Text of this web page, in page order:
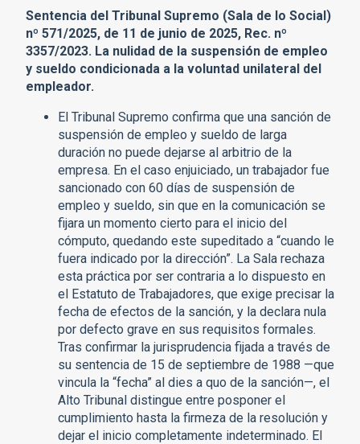
Sentencia del Tribunal Supremo (Sala de lo Social)
nº 571/2025, de 11 de junio de 2025, Rec. nº
3357/2023. La nulidad de la suspensión de empleo
y sueldo condicionada a la voluntad unilateral del
empleador.
El Tribunal Supremo confirma que una sanción de
suspensión de empleo y sueldo de larga
duración no puede dejarse al arbitrio de la
empresa. En el caso enjuiciado, un trabajador fue
sancionado con 60 días de suspensión de
empleo y sueldo, sin que en la comunicación se
fijara un momento cierto para el inicio del
cómputo, quedando este supeditado a “cuando le
fuera indicado por la dirección”. La Sala rechaza
esta práctica por ser contraria a lo dispuesto en
el Estatuto de Trabajadores, que exige precisar la
fecha de efectos de la sanción, y la declara nula
por defecto grave en sus requisitos formales.
Tras confirmar la jurisprudencia fijada a través de
su sentencia de 15 de septiembre de 1988 —que
vincula la “fecha” al dies a quo de la sanción—, el
Alto Tribunal distingue entre posponer el
cumplimiento hasta la firmeza de la resolución y
dejar el inicio completamente indeterminado. El